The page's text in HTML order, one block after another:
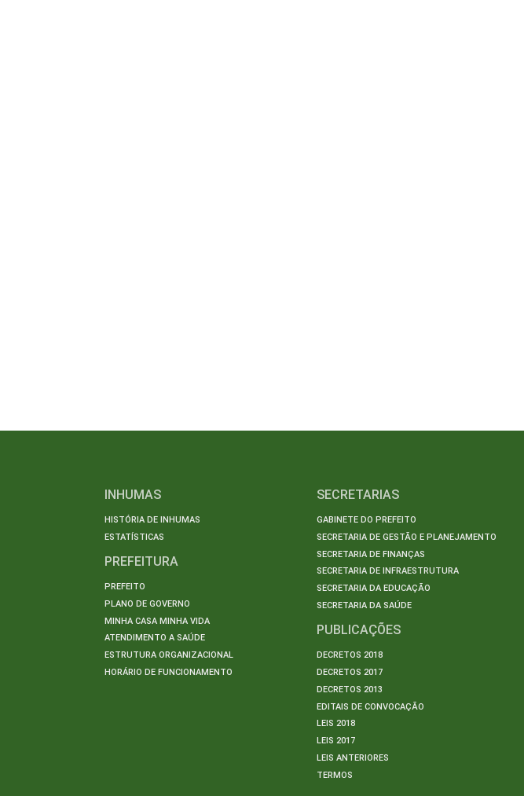
INHUMAS
HISTÓRIA DE INHUMAS
ESTATÍSTICAS
PREFEITURA
PREFEITO
PLANO DE GOVERNO
MINHA CASA MINHA VIDA
ATENDIMENTO A SAÚDE
ESTRUTURA ORGANIZACIONAL
HORÁRIO DE FUNCIONAMENTO
SECRETARIAS
GABINETE DO PREFEITO
SECRETARIA DE GESTÃO E PLANEJAMENTO
SECRETARIA DE FINANÇAS
SECRETARIA DE INFRAESTRUTURA
SECRETARIA DA EDUCAÇÃO
SECRETARIA DA SAÚDE
PUBLICAÇÕES
DECRETOS 2018
DECRETOS 2017
DECRETOS 2013
EDITAIS DE CONVOCAÇÃO
LEIS 2018
LEIS 2017
LEIS ANTERIORES
TERMOS